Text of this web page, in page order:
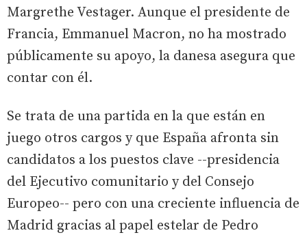
Margrethe Vestager. Aunque el presidente de
Francia, Emmanuel Macron, no ha mostrado
públicamente su apoyo, la danesa asegura que
contar con él.
Se trata de una partida en la que están en
juego otros cargos y que España afronta sin
candidatos a los puestos clave --presidencia
del Ejecutivo comunitario y del Consejo
Europeo-- pero con una creciente influencia de
Madrid gracias al papel estelar de Pedro